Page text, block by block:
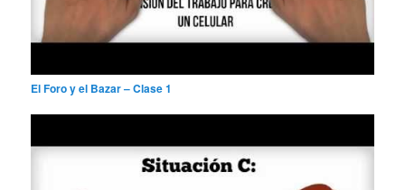
El Foro y el Bazar – Clase 1